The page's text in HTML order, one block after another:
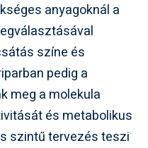
anyagoknál a
színe és
pedig a
meg a molekula
és metabolikus
szintű tervezés teszi